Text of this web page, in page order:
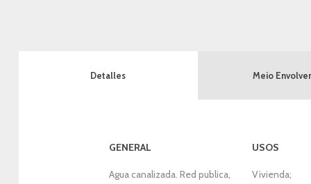
Detalles
GENERAL
Agua canalizada. Red publica,
USOS
Vivienda;
Meio